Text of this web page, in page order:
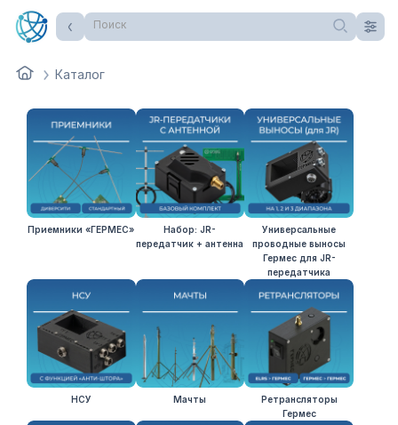
Поиск
Каталог
Приемники «ГЕРМЕС»
Набор: JR-
передатчик + антенна
Универсальные
проводные выносы
Гермес для JR-
передатчика
НСУ Мачты
Ретрансляторы
Гермес